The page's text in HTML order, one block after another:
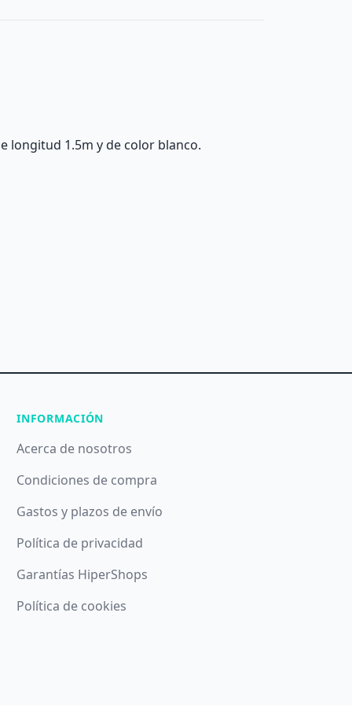
longitud 1.5m y de color blanco.
INFORMACIÓN
Acerca de nosotros
Condiciones de compra
Gastos y plazos de envío
Política de privacidad
Garantías HiperShops
Política de cookies